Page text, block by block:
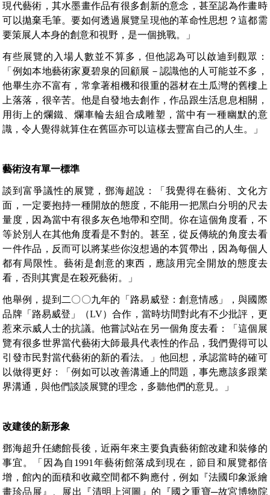
現代藝術，其水墨畫作品有很多創新的意念，甚至認為作畫時
可以拋棄毛筆。要如何透過展覽呈現他的革命性思想？這都需
要策展人本身的創意和視野，是一個挑戰。」
有些展覽的入場人數並不算多，但他認為可以啟迪到觀眾：
「例如本地藝術家夏碧泉的回顧展－認識他的人可能並不多，
他畢生亦不富有，常拿著相機和很重的器材在土瓜灣的舊樓上
上落落，很辛苦。他是自發地去創作，作品跟生活息息相關，
用街上的爛鐵、爛車輪去組合成雕塑，當中有一種幽默的意
識，令人覺得就算住在舊區亦可以這樣去豐富自己的人生。」
藝術沒有單一標準
談到富爭議性的展覽，鄧海超說：「我覺得在藝術、文化方
面，一定要抱持一種開放的態度，不能用一把黑白分明的尺去
量度，因為當中有很多灰色地帶和空間。你在這個角度看，不
等於別人在其他角度看是不對的。甚至，從反傳統的角度去看
一件作品，反而可以將某些你沒想過的本質帶出，因為每個人
都有局限性。藝術是創意的東西，應該用完全開放的態度去
看，否則其實是在殺死藝術。」
他舉例，提到二〇〇九年的「路易威登：創意情感」，與國際
品牌「路易威登」（LV）合作，當時坊間對此有不少批評，更
惹來示威人士的抗議。他嘗試站在另一個角度去看：「這個展
覽有很多世界當代藝術大師最具代表性的作品，我們覺得可以
引發市民對當代藝術的新的看法。」他回想，承認當時的確可
以做得更好：「例如可以改善溝通上的問題，事先應該多跟業
界溝通，與他們談談展覽的理念，多聽他們的意見。」
改建後的新形象
鄧海超升任總館長後，近兩年來主要負責藝術館改建和裝修的
事宜。「因為自1991年藝術館落成到現在，節目和展覽都倍
增，館內的面積和收藏空間都不夠應付，例如『法國印象派繪
畫珍品展』、展出『清明上河圖』的『國之重寶─故宮博物院